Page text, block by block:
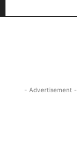
- Advertisement -